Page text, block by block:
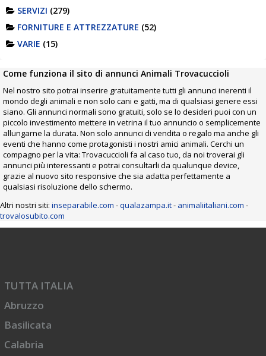
SERVIZI (279)
FORNITURE E ATTREZZATURE (52)
VARIE (15)
Come funziona il sito di annunci Animali Trovacuccioli
Nel nostro sito potrai inserire gratuitamente tutti gli annunci inerenti il
mondo degli animali e non solo cani e gatti, ma di qualsiasi genere essi
siano. Gli annunci normali sono gratuiti, solo se lo desideri puoi con un
piccolo investimento mettere in vetrina il tuo annuncio o semplicemente
allungarne la durata. Non solo annunci di vendita o regalo ma anche gli
eventi che hanno come protagonisti i nostri amici animali. Cerchi un
compagno per la vita: Trovacuccioli fa al caso tuo, da noi troverai gli
annunci più interessanti e potrai consultarli da qualunque device,
grazie al nuovo sito responsive che sia adatta perfettamente a
qualsiasi risoluzione dello schermo.
Altri nostri siti: inseparabile.com -qualazampa.it- animaliitaliani.com -
trovalosubito.com
TUTTA ITALIA
Abruzzo
Basilicata
Calabria